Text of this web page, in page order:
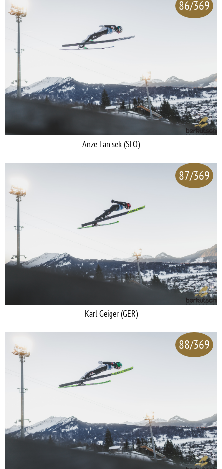
86/369
Anze Lanisek (SLO)
87/369
Karl Geiger (GER)
88/369